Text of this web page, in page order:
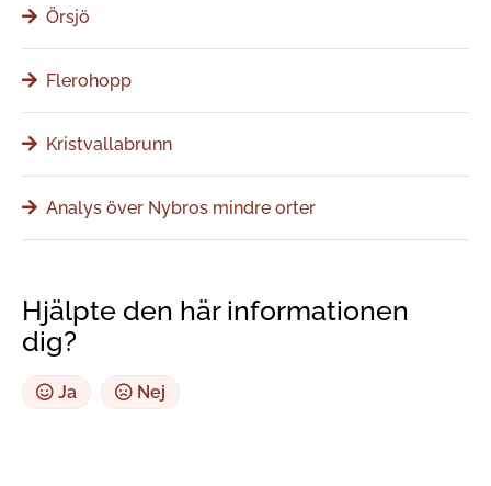
Örsjö
Flerohopp
Kristvallabrunn
Analys över Nybros mindre orter
Hjälpte den här informationen
dig?
Ja Nej